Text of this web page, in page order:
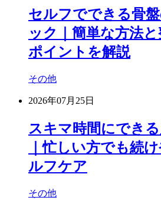
セルフでできる骨
ック｜簡単な方法
ポイントを解説
その他
2026年07月25日
スキマ時間にでき
｜忙しい方でも続
ルフケア
その他